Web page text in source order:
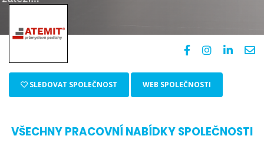
SLEDOVAT SPOLEČNOST WEB SPOLEČNOSTI
VŠECHNY PRACOVNÍ NABÍDKY SPOLEČNOSTI